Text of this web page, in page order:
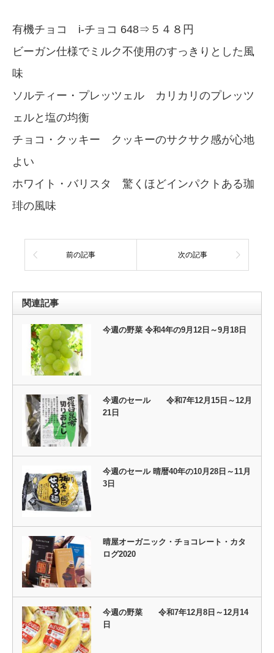
有機チョコ i-チョコ 648⇒５４８円
ビーガン仕様でミルク不使用のすっきりとした風
味
ソルティー・プレッツェル カリカリのプレッツ
ェルと塩の均衡
チョコ・クッキー クッキーのサクサク感が心地
よい
ホワイト・バリスタ 驚くほどインパクトある珈
琲の風味
前の記事 次の記事
関連記事
今週の野菜 令和4年の9月12日～9月18日
今週のセール 令和7年12月15日～12月
21日
今週のセール 晴暦40年の10月28日～11月
3日
晴屋オーガニック・チョコレート・カタ
ログ2020
今週の野菜 令和7年12月8日～12月14
日